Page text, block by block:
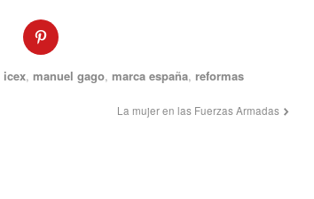
icex,manuel gago,marca españa, reformas
La mujer en las Fuerzas Armadas